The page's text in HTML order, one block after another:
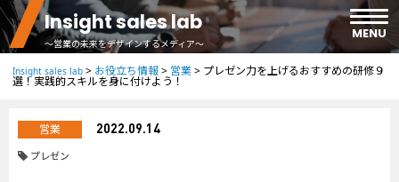
Insight sales lab
～営業の未来をデザインするメディア～
MENU
Insight sales lab > お役立ち情報> 営業> プレゼン力を上げるおすすめの研修９
選！実践的スキルを身に付けよう！
営業 2022.09.14
プレゼン